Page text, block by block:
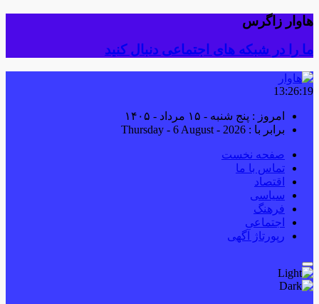
هاوار زاگرس
ما را در شبکه های اجتماعی دنبال کنید
13:26:19
امروز : پنج شنبه - ۱۵ مرداد - ۱۴۰۵
برابر با : Thursday - 6 August - 2026
صفحه نخست
تماس با ما
اقتصاد
سیاسی
فرهنگ
اجتماعی
رپورتاژ آگهی